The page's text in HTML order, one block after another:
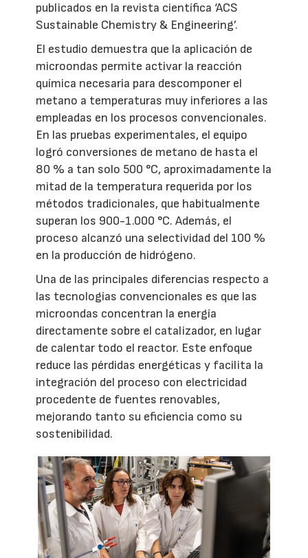
publicados en la revista científica ‘ACS
Sustainable Chemistry & Engineering’.
El estudio demuestra que la aplicación de
microondas permite activar la reacción
química necesaria para descomponer el
metano a temperaturas muy inferiores a las
empleadas en los procesos convencionales.
En las pruebas experimentales, el equipo
logró conversiones de metano de hasta el
80 % a tan solo 500 °C, aproximadamente la
mitad de la temperatura requerida por los
métodos tradicionales, que habitualmente
superan los 900-1.000 °C. Además, el
proceso alcanzó una selectividad del 100 %
en la producción de hidrógeno.
Una de las principales diferencias respecto a
las tecnologías convencionales es que las
microondas concentran la energía
directamente sobre el catalizador, en lugar
de calentar todo el reactor. Este enfoque
reduce las pérdidas energéticas y facilita la
integración del proceso con electricidad
procedente de fuentes renovables,
mejorando tanto su eficiencia como su
sostenibilidad.